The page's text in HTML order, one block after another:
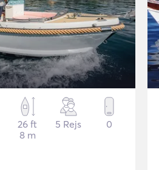
26 ft
8 m
5 Rejs 0